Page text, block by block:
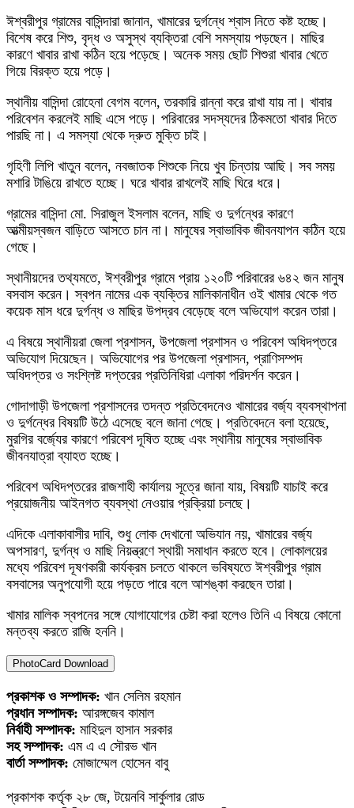
ঈশ্বরীপুর গ্রামের বাসিন্দারা জানান, খামারের দুর্গন্ধে শ্বাস নিতে কষ্ট হচ্ছে।
বিশেষ করে শিশু, বৃদ্ধ ও অসুস্থ ব্যক্তিরা বেশি সমস্যায় পড়ছেন। মাছির
কারণে খাবার রাখা কঠিন হয়ে পড়েছে। অনেক সময় ছোট শিশুরা খাবার খেতে
গিয়ে বিরক্ত হয়ে পড়ে।
স্থানীয় বাসিন্দা রোহেনা বেগম বলেন, তরকারি রান্না করে রাখা যায় না। খাবার
পরিবেশন করলেই মাছি এসে পড়ে। পরিবারের সদস্যদের ঠিকমতো খাবার দিতে
পারছি না। এ সমস্যা থেকে দ্রুত মুক্তি চাই।
গৃহিণী লিপি খাতুন বলেন, নবজাতক শিশুকে নিয়ে খুব চিন্তায় আছি। সব সময়
মশারি টাঙিয়ে রাখতে হচ্ছে। ঘরে খাবার রাখলেই মাছি ঘিরে ধরে।
গ্রামের বাসিন্দা মো. সিরাজুল ইসলাম বলেন, মাছি ও দুর্গন্ধের কারণে
আত্মীয়স্বজন বাড়িতে আসতে চান না। মানুষের স্বাভাবিক জীবনযাপন কঠিন হয়ে
গেছে।
স্থানীয়দের তথ্যমতে, ঈশ্বরীপুর গ্রামে প্রায় ১২০টি পরিবারের ৬৪২ জন মানুষ
বসবাস করেন। স্বপন নামের এক ব্যক্তির মালিকানাধীন ওই খামার থেকে গত
কয়েক মাস ধরে দুর্গন্ধ ও মাছির উপদ্রব বেড়েছে বলে অভিযোগ করেন তারা।
এ বিষয়ে স্থানীয়রা জেলা প্রশাসন, উপজেলা প্রশাসন ও পরিবেশ অধিদপ্তরে
অভিযোগ দিয়েছেন। অভিযোগের পর উপজেলা প্রশাসন, প্রাণিসম্পদ
অধিদপ্তর ও সংশ্লিষ্ট দপ্তরের প্রতিনিধিরা এলাকা পরিদর্শন করেন।
গোদাগাড়ী উপজেলা প্রশাসনের তদন্ত প্রতিবেদনেও খামারের বর্জ্য ব্যবস্থাপনা
ও দুর্গন্ধের বিষয়টি উঠে এসেছে বলে জানা গেছে। প্রতিবেদনে বলা হয়েছে,
মুরগির বর্জ্যের কারণে পরিবেশ দূষিত হচ্ছে এবং স্থানীয় মানুষের স্বাভাবিক
জীবনযাত্রা ব্যাহত হচ্ছে।
পরিবেশ অধিদপ্তরের রাজশাহী কার্যালয় সূত্রে জানা যায়, বিষয়টি যাচাই করে
প্রয়োজনীয় আইনগত ব্যবস্থা নেওয়ার প্রক্রিয়া চলছে।
এদিকে এলাকাবাসীর দাবি, শুধু লোক দেখানো অভিযান নয়, খামারের বর্জ্য
অপসারণ, দুর্গন্ধ ও মাছি নিয়ন্ত্রণে স্থায়ী সমাধান করতে হবে। লোকালয়ের
মধ্যে পরিবেশ দূষণকারী কার্যক্রম চলতে থাকলে ভবিষ্যতে ঈশ্বরীপুর গ্রাম
বসবাসের অনুপযোগী হয়ে পড়তে পারে বলে আশঙ্কা করছেন তারা।
খামার মালিক স্বপনের সঙ্গে যোগাযোগের চেষ্টা করা হলেও তিনি এ বিষয়ে কোনো
মন্তব্য করতে রাজি হননি।
PhotoCard Download
প্রকাশক ও সম্পাদক: খান সেলিম রহমান
প্রধান সম্পাদক: আরঙ্গজেব কামাল
নির্বাহী সম্পাদক: মাহিদুল হাসান সরকার
সহ সম্পাদক: এম এ এ সৌরভ খান
বার্তা সম্পাদক: মোজাম্মেল হোসেন বাবু
প্রকাশক কর্তৃক ২৮ জে, টয়েনবি সার্কুলার রোড